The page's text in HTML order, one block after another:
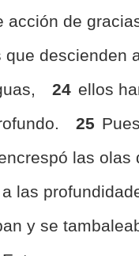
de
que descienden
24 ellos
25
las olas
las
y se